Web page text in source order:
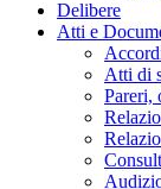
Delibere
Atti e
Atti di
Pareri,